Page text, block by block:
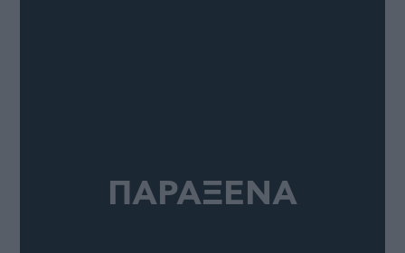
ΠΑΡΑΞΕΝΑ